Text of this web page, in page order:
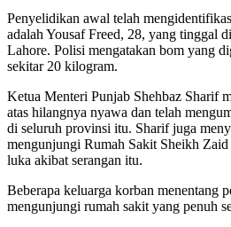
Penyelidikan awal telah
adalah Yousaf Freed, 28, yang tinggal
Lahore. Polisi mengatakan bom yang
sekitar 20 kilogram.
Ketua Menteri Punjab Shehbaz Sharif
atas hilangnya nyawa dan telah
di seluruh provinsi itu. Sharif juga
mengunjungi Rumah Sakit Sheikh
luka akibat serangan itu.
Beberapa keluarga korban menentang
mengunjungi rumah sakit yang penuh